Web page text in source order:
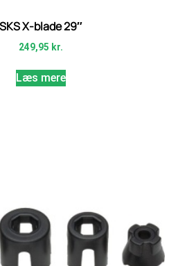
SKS X-blade 29″
249,95 kr.
Læs mere